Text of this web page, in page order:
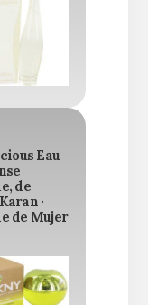
Eau
de
·
de Mujer